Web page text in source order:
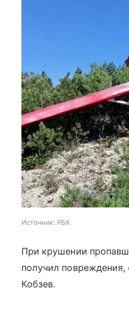
Источник: РБК
При крушении
получил
Кобзев.